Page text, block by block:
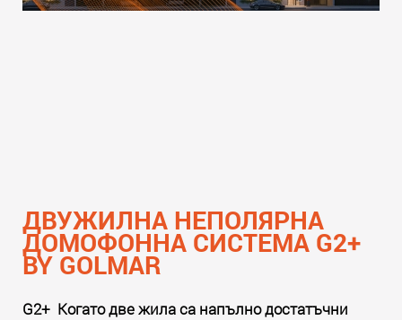
ДВУЖИЛНА НЕПОЛЯРНА
ДОМОФОННА СИСТЕМА G2+
BY GOLMAR
G2+ Когато две жила са напълно достатъчни